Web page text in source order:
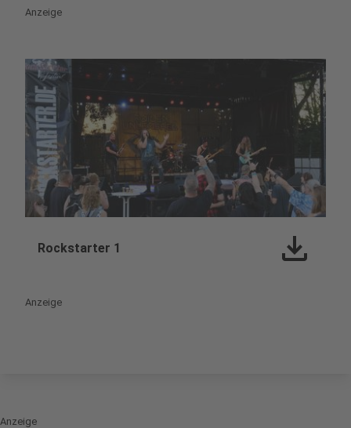
Anzeige
Rockstarter 1 download
Anzeige
Anzeige